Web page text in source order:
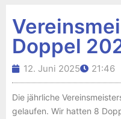
Doppel
12. Juni 2025 21:46
Die jährliche
gelaufen. Wir hatten 8